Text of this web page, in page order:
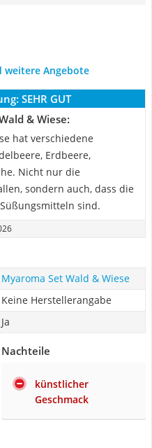
weitere Angebote
SEHR GUT
& Wiese:
hat verschiedene
Erdbeere,
Nicht nur die
sondern auch, dass die
sind.
Myaroma Set Wald & Wiese
Keine Herstellerangabe
Ja
Nachteile
künstlicher
Geschmack